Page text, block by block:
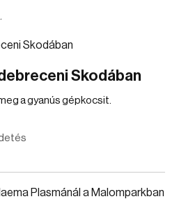
Skodában
a gyanús gépkocsit.